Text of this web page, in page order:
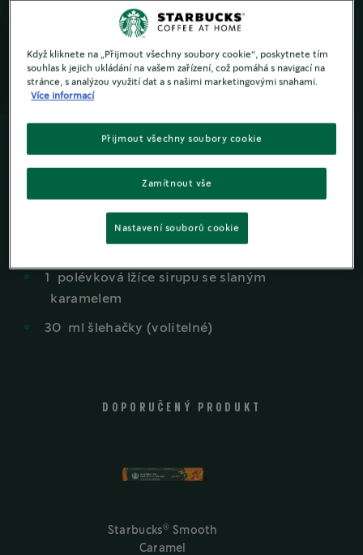
- 1 porce +
Co budete potřebovat
1
polévková lžíce sirupu se slaným
karamelem
30 ml šlehačky (volitelné)
DOPORUČENÝ PRODUKT
Starbucks® Smooth
Caramel
Když kliknete na „Přijmout všechny soubory cookie“, poskytnete tím
souhlas k jejich ukládání na vašem zařízení, což pomáhá s navigací na
stránce, s analýzou využití dat a s našimi marketingovými snahami.
Více informací
Zamítnout vše
Přijmout všechny soubory cookie
Nastavení souborů cookie